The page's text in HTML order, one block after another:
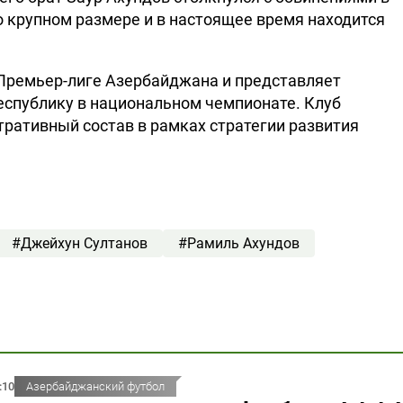
размере и в настоящее время находится
лиге Азербайджана и представляет
в национальном чемпионате. Клуб
состав в рамках стратегии развития
#Джейхун Султанов #Рамиль Ахундов
Азербайджанский футбол